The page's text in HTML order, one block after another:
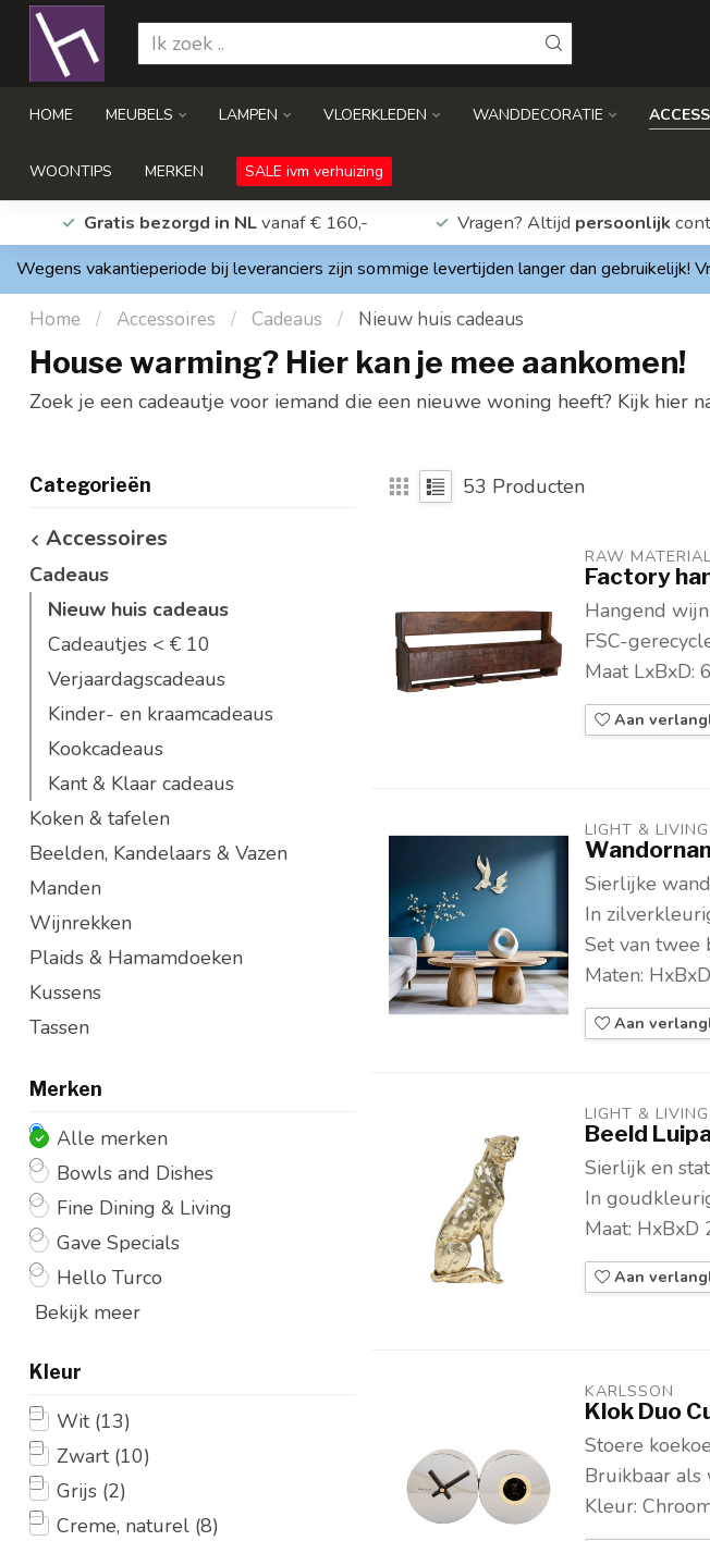
HOME MEUBELS LAMPEN VLOERKLEDEN WANDDECORATIE
WOONTIPS MERKEN SALE ivm verhuizing
Gratis bezorgd in NLvanaf € 160,- Vragen? Altijd persoonlijk
Wegens vakantieperiode bij leveranciers zijn sommige levertijden langer dan gebruikelijk!
Home / Accessoires / Cadeaus / Nieuw huis cadeaus
House warming? Hier kan je mee aankomen!
Zoek je een cadeautje voor iemand die een nieuwe woning heeft? Kijk hier
Categorieën
Accessoires
Cadeaus
Nieuw huis cadeaus
Cadeautjes < € 10
Verjaardagscadeaus
Kinder- en kraamcadeaus
Kookcadeaus
Kant & Klaar cadeaus
Koken & tafelen
Beelden, Kandelaars & Vazen
Manden
Wijnrekken
Plaids & Hamamdoeken
Kussens
Tassen
Merken
Alle merken
Bowls and Dishes
Fine Dining & Living
Gave Specials
Hello Turco
Bekijk meer
Kleur
Wit (13)
Zwart (10)
Grijs (2)
Creme, naturel (8)
53 Producten
RAW
Factory
Hangend
FSC-
Maat LxBxD:
Aan
LIGHT & LIVING
Sierlijke
In
Set van twee
Maten:
Aan
LIGHT & LIVING
Beeld
Sierlijk en
In
Maat: HxBxD
Aan
KARLSSON
Klok Duo
Stoere
Bruikbaar
Kleur: